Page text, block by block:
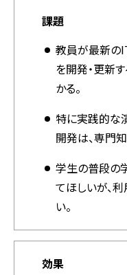
課題
教員が最新の
を開発・更新
かる。
特に実践的な
開発は、専門
学生の普段の
てほしいが、
い。
効果